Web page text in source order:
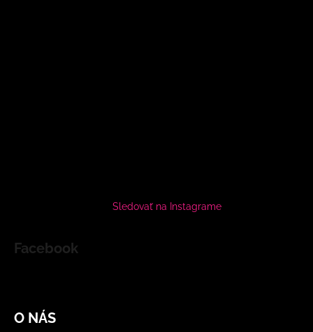
Sledovať na Instagrame
Facebook
O NÁS